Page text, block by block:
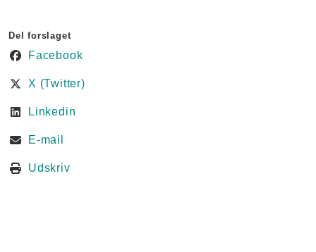
Del forslaget
Facebook
X (Twitter)
Linkedin
E-mail
Udskriv